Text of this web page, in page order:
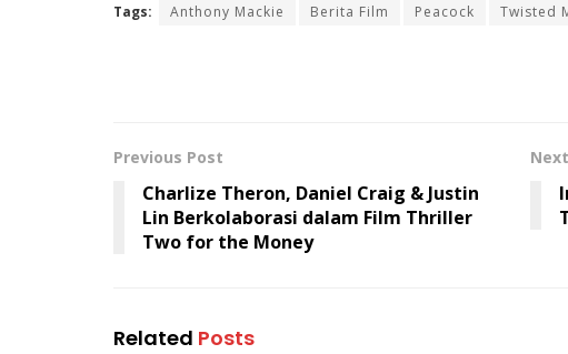
Tags: Anthony Mackie Berita Film Peacock Twisted
Previous Post
Charlize Theron, Daniel Craig & Justin
Lin Berkolaborasi dalam Film Thriller
Two for the Money
Related Posts